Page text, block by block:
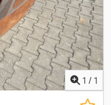
1 / 1